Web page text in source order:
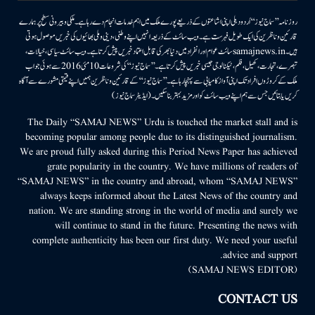
روزنامہ ’’سماج نیوز‘‘ اُردو دہلی اپنی اشاعتوں کے ذریعے پورے ملک میں اہم خدمات انجام دے رہا ہے۔ ملکی وبیرونی سطح پر ہمارے
قارئین وناظرین کی ایک طویل فہرست ہے۔ ویب سائٹ کے ذریعہ انہیں اپنے وطنی، دینی وملی بھائیوں کی خبریں موصول ہوتی
ہیں۔samajnews.inسائٹ عوام اور انفراد میں دنیا بھر کی قابل اعتماد خبریں پیش کرتا ہے۔ ویب سائٹ سیاسی، خیالات،
تبصرے، تجارت، کھیل، فلم، ٹیکنالوجی جیسی خبریں پیش کرتا ہے۔ ’’سماج نیوز‘‘ کی شروعات 10مئی 2016 سے ہوئی جو اب
ملک کے کروڑوں افراد تک اپنی آواز کامیابی سے پہنچا رہا ہے۔ ’’سماج نیوز‘‘ کے قارئین وناظرین ہمیں اپنے قیمتی مشورے سے آگاہ
کریں یا بتائیں جس سے ہم اپنے ویب سائٹ کو اور مزید بہتر بناسکیں۔ (ایڈیٹر سماج نیوز)
The Daily “SAMAJ NEWS” Urdu is touched the market stall and is
becoming popular among people due to its distinguished journalism.
We are proud fully asked during this Period News Paper has achieved
grate popularity in the country. We have millions of readers of
“SAMAJ NEWS” in the country and abroad, whom “SAMAJ NEWS”
always keeps informed about the Latest News of the country and
nation. We are standing strong in the world of media and surely we
will continue to stand in the future. Presenting the news with
complete authenticity has been our first duty. We need your useful
advice and support.
(SAMAJ NEWS EDITOR)
CONTACT US